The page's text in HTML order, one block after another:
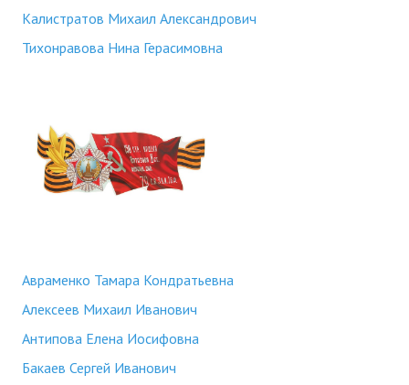
Калистратов Михаил Александрович
Тихонравова Нина Герасимовна
Авраменко Тамара Кондратьевна
Алексеев Михаил Иванович
Антипова Елена Иосифовна
Бакаев Сергей Иванович